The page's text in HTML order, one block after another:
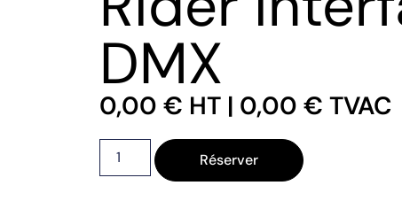
DMX
0,00 € HT | 0,00 € TVAC
Réserver